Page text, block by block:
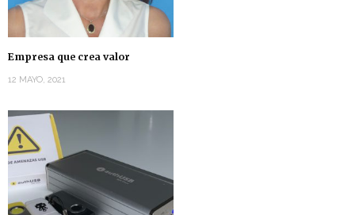
Empresa que crea valor
12 MAYO, 2021